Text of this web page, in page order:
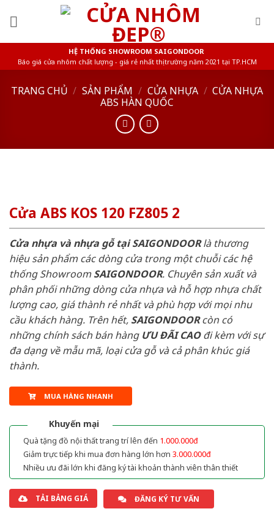
HỆ THỐNG SHOWROOM SAIGONDOOR
Báo giá cửa nhôm chất lượng - giá rẻ nhất thị trường năm 2021 tại TP.HCM
TRANG CHỦ / SẢN PHẨM / CỬA NHỰA / CỬA NHỰA
ABS HÀN QUỐC
Cửa ABS KOS 120 FZ805 2
Cửa nhựa và nhựa gỗ tại SAIGONDOORlà thương
hiệu sản phẩm các dòng cửa trong một chuỗi các hệ
thống ShowroomSAIGONDOOR. Chuyên sản xuất và
phân phối những dòng cửa nhựa và hỗ hợp nhựa chất
lượng cao, giá thành rẻ nhất và phù hợp với mọi nhu
cầu khách hàng. Trên hết, SAIGONDOORcòn có
những chính sách bán hàng ƯU ĐÃI CAOđi kèm với sự
đa dạng về mẫu mã, loại cửa gỗ và cả phân khúc giá
thành.
MUA HÀNG NHANH
Khuyến mại
Quà tặng đồ nội thất trang trí lên đến 1.000.000đ
Giảm trực tiếp khi mua đơn hàng lớn hơn 3.000.000đ
Nhiều ưu đãi lớn khi đăng ký tài khoản thành viên thân thiết
TẢI BẢNG GIÁ ĐĂNG KÝ TƯ VẤN